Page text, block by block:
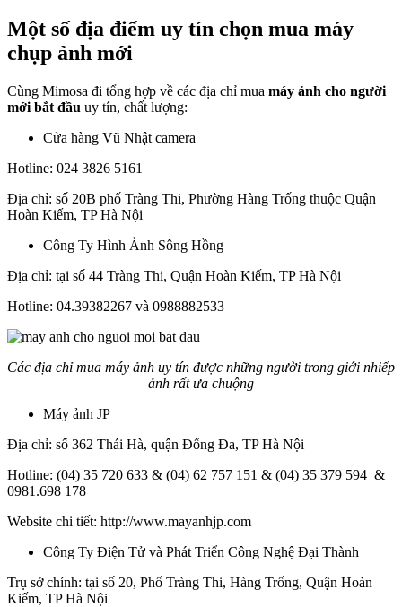
Một số địa điểm uy tín chọn mua máy
chụp ảnh mới
Cùng Mimosa đi tổng hợp về các địa chỉ mua máy ảnh cho người
mới bắt đầu uy tín, chất lượng:
Cửa hàng Vũ Nhật camera
Hotline: 024 3826 5161
Địa chỉ: số 20B phố Tràng Thi, Phường Hàng Trống thuộc Quận
Hoàn Kiếm, TP Hà Nội
Công Ty Hình Ảnh Sông Hồng
Địa chỉ: tại số 44 Tràng Thi, Quận Hoàn Kiếm, TP Hà Nội
Hotline: 04.39382267 và 0988882533
Các địa chỉ mua máy ảnh uy tín được những người trong giới nhiếp
ảnh rất ưa chuộng
Máy ảnh JP
Địa chỉ: số 362 Thái Hà, quận Đống Đa, TP Hà Nội
Hotline: (04) 35 720 633 & (04) 62 757 151 & (04) 35 379 594 &
0981.698 178
Website chi tiết: http://www.mayanhjp.com
Công Ty Điện Tử và Phát Triển Công Nghệ Đại Thành
Trụ sở chính: tại số 20, Phố Tràng Thi, Hàng Trống, Quận Hoàn
Kiếm, TP Hà Nội